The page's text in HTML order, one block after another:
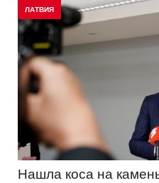
ЛАТВИЯ
Нашла коса на